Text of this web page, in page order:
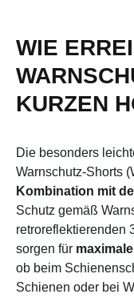
WIE
KURZEN
Die besonders
Warnschutz-Shorts
Kombination mit
Schutz gemäß
retroreflektierenden
sorgen für
ob beim
Schienen oder bei